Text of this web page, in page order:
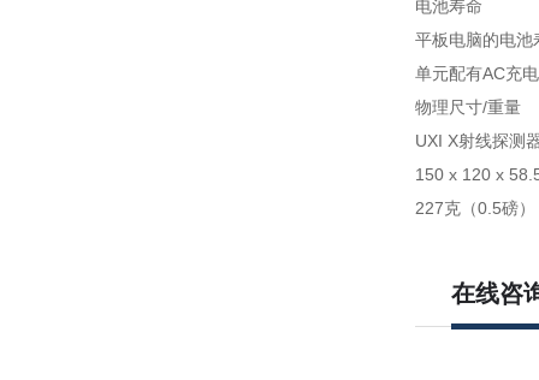
电池寿命
平板电脑的电池
单元配有AC充
物理尺寸/重量
UXI X射线探测
150 x 120 x
227克（0.5磅）
在线咨